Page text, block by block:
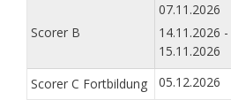
Scorer B
07.11.2026
14.11.2026 -
15.11.2026
Scorer C Fortbildung 05.12.2026